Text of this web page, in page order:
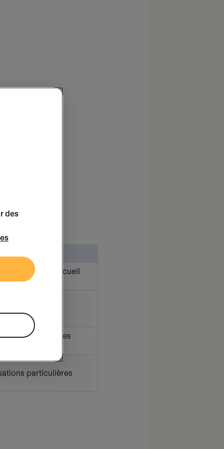
membres :
permet un accueil
flexible pour les
particulières
des